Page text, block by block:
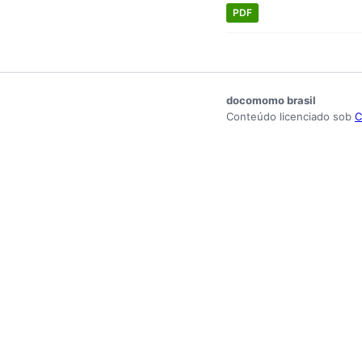
PDF
docomomo brasil
Conteúdo licenciado sob